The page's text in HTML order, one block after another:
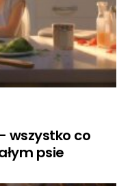
wszystko co
psie